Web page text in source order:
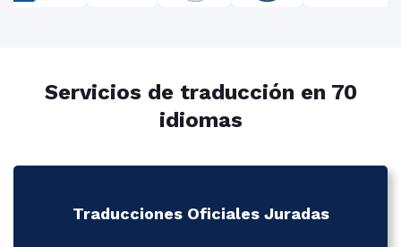
Servicios de traducción en 70
idiomas
Traducciones Oficiales Juradas